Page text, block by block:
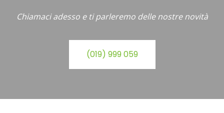
Chiamaci adesso e ti parleremo delle nostre novità
(019) 999 059